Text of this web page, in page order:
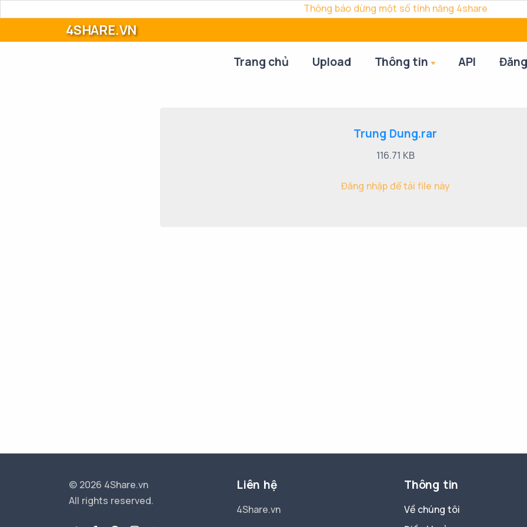
Thông báo dừng một số tính năng 4share
4SHARE.VN
Trang chủ Upload Thông tin API
Trung Dung.rar
116.71 KB
Đăng nhập để tải file này
© 2026 4Share.vn
All rights reserved.
Liên hệ
4Share.vn
Thông tin
Về chúng tôi